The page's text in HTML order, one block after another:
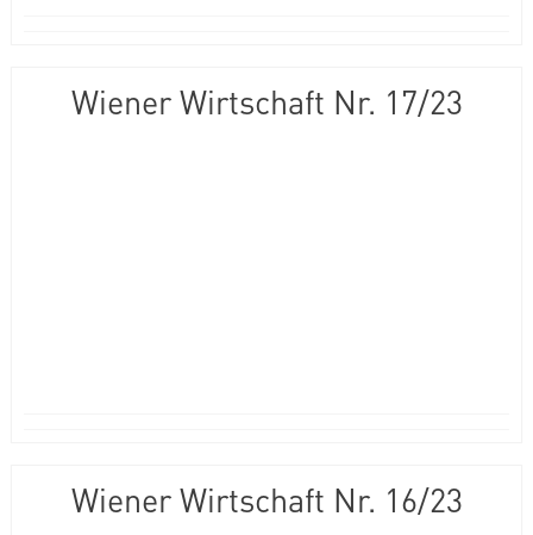
Wiener Wirtschaft Nr. 17/23
Wiener Wirtschaft Nr. 16/23